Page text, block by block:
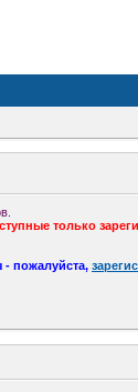
только
- пожалуйста,